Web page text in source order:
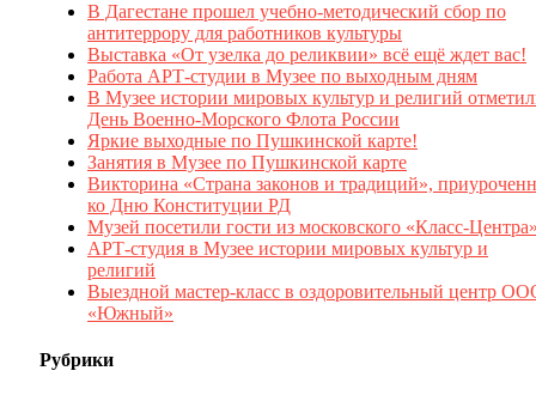
В Дагестане прошел учебно-методический сбор по
антитеррору для работников культуры
Выставка «От узелка до реликвии» всё ещё ждет вас!
Работа АРТ-студии в Музее по выходным дням
В Музее истории мировых культур и религий
День Военно-Морского Флота России
Яркие выходные по Пушкинской карте!
Занятия в Музее по Пушкинской карте
Викторина «Страна законов и традиций»,
ко Дню Конституции РД
Музей посетили гости из московского «Класс-
АРТ-студия в Музее истории мировых культур и
религий
Выездной мастер-класс в оздоровительный центр
«Южный»
Рубрики